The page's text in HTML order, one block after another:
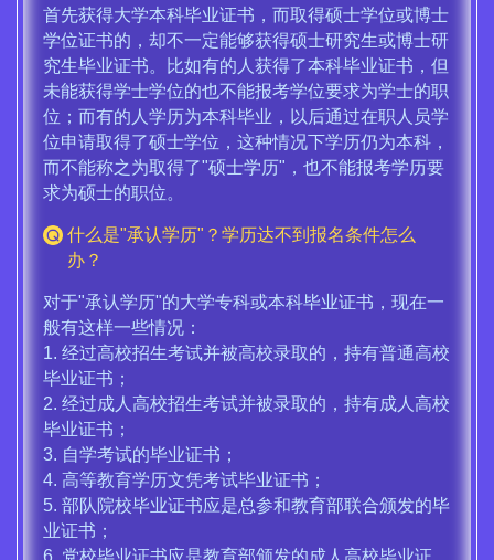
首先获得大学本科毕业证书，而取得硕士学位或博士
学位证书的，却不一定能够获得硕士研究生或博士研
究生毕业证书。比如有的人获得了本科毕业证书，但
未能获得学士学位的也不能报考学位要求为学士的职
位；而有的人学历为本科毕业，以后通过在职人员学
位申请取得了硕士学位，这种情况下学历仍为本科，
而不能称之为取得了"硕士学历"，也不能报考学历要
求为硕士的职位。
什么是"承认学历"？学历达不到报名条件怎么
办？
对于"承认学历"的大学专科或本科毕业证书，现在一
般有这样一些情况：
1. 经过高校招生考试并被高校录取的，持有普通高校
毕业证书；
2. 经过成人高校招生考试并被录取的，持有成人高校
毕业证书；
3. 自学考试的毕业证书；
4. 高等教育学历文凭考试毕业证书；
5. 部队院校毕业证书应是总参和教育部联合颁发的毕
业证书；
6. 党校毕业证书应是教育部颁发的成人高校毕业证